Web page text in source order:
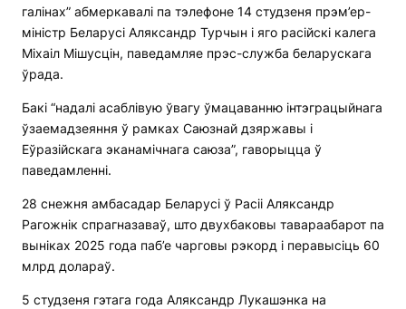
галінах” абмеркавалі па тэлефоне 14 студзеня прэм’ер-
міністр Беларусі Аляксандр Турчын і яго расійскі калега
Міхаіл Мішусцін, паведамляе прэс-служба беларускага
ўрада.
Бакі “надалі асаблівую ўвагу ўмацаванню інтэграцыйнага
ўзаемадзеяння ў рамках Саюзнай дзяржавы і
Еўразійскага эканамічнага саюза”, гаворыцца ў
паведамленні.
28 снежня амбасадар Беларусі ў Расіі Аляксандр
Рагожнік спрагназаваў, што двухбаковы тавараабарот па
выніках 2025 года паб’е чарговы рэкорд і перавысіць 60
млрд долараў.
5 студзеня гэтага года Аляксандр Лукашэнка на